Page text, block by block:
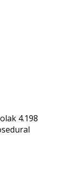
4.198